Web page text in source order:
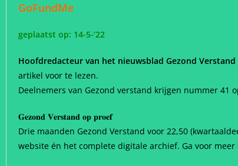
GoFundMe
geplaatst op: 14-5-’22
Hoofdredacteur van het nieuwsblad Gezond Verstand
artikel voor te lezen.
Deelnemers van Gezond verstand krijgen nummer 41
𝐆𝐞𝐳𝐨𝐧𝐝 𝐕𝐞𝐫𝐬𝐭𝐚𝐧𝐝 𝐨𝐩 𝐩𝐫𝐨𝐞𝐟
Drie maanden Gezond Verstand voor 22,50
website én het complete digitale archief. Ga voor